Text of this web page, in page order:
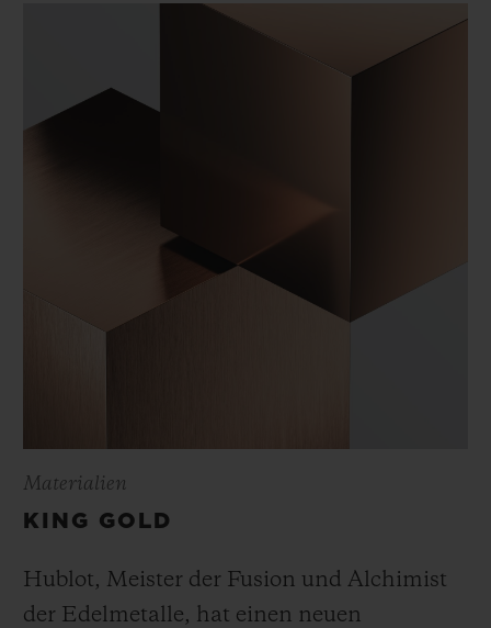
Materialien
KING GOLD
Hublot, Meister der Fusion und Alchimist
der Edelmetalle, hat einen neuen